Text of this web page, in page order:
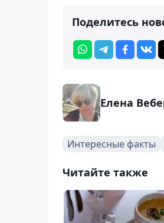
Поделитесь
Елена
Интересные факты
Читайте также